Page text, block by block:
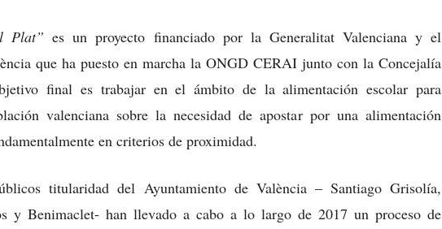
Plat” es un proyecto financiado por la Generalitat Valenciana y el
que ha puesto en marcha la ONGD CERAI junto con la Concejalía
final es trabajar en el ámbito de la alimentación escolar para
valenciana sobre la necesidad de apostar por una alimentación
en criterios de proximidad.
titularidad del Ayuntamiento de València – Santiago Grisolía,
y Benimaclet- han llevado a cabo a lo largo de 2017 un proceso de